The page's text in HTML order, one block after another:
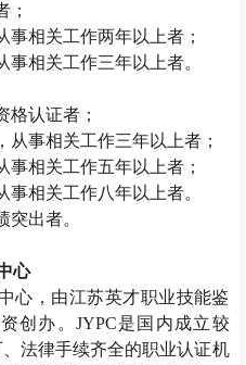
；
事相关工作两年以上者；
事相关工作三年以上者。
格认证者；
从事相关工作三年以上者；
事相关工作五年以上者；
事相关工作八年以上者。
突出者。
心
心，由江苏英才职业技能鉴
创办。 JYPC是国内成立较
法律手续齐全的职业认证机